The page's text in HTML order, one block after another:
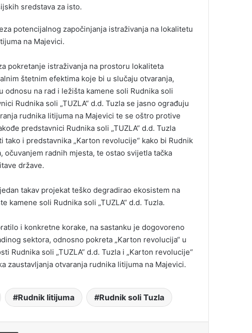
sredstava za isto.
potencijalnog započinjanja istraživanja na lokalitetu
na Majevici.
pokretanje istraživanja na prostoru lokaliteta
štetnim efektima koje bi u slučaju otvaranja,
na rad i ležišta kamene soli Rudnika soli
Rudnika soli „TUZLA“ d.d. Tuzla se jasno ograđuju
rudnika litijuma na Majevici te se oštro protive
predstavnici Rudnika soli „TUZLA“ d.d. Tuzla
i predstavnika „Karton revolucije“ kako bi Rudnik
radnih mjesta, te ostao svijetla tačka
države.
takav projekat teško degradirao ekosistem na
soli Rudnika soli „TUZLA“ d.d. Tuzla.
i konkretne korake, na sastanku je dogovoreno
sektora, odnosno pokreta „Karton revolucija“ u
Rudnika soli „TUZLA“ d.d. Tuzla i „Karton revolucije“
zaustavljanja otvaranja rudnika litijuma na Majevici.
Rudnik litijuma Rudnik soli Tuzla